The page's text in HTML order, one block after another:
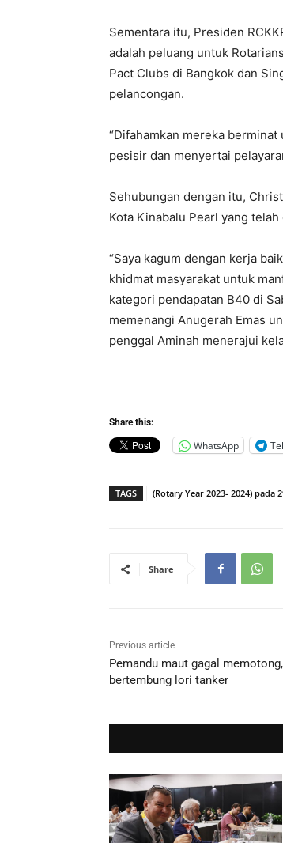
Sementara itu, Presiden
adalah peluang untuk
Pact Clubs di Bangkok dan
pelancongan.
“Difahamkan mereka
pesisir dan menyertai
Sehubungan dengan itu,
Kota Kinabalu Pearl yang
“Saya kagum dengan kerja
khidmat masyarakat untuk
kategori pendapatan B40 di
memenangi Anugerah Emas
penggal Aminah menerajui
Share this:
WhatsApp
TAGS (Rotary Year 2023- 2024) pada
Share
Previous article
Pemandu maut gagal
bertembung lori tanker